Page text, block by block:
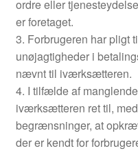
ordre eller
er foretaget.
3. Forbrugeren har pligt
unøjagtigheder i
nævnt til iværksætteren.
4. I tilfælde af
iværksætteren ret til,
begrænsninger, at
der er kendt for